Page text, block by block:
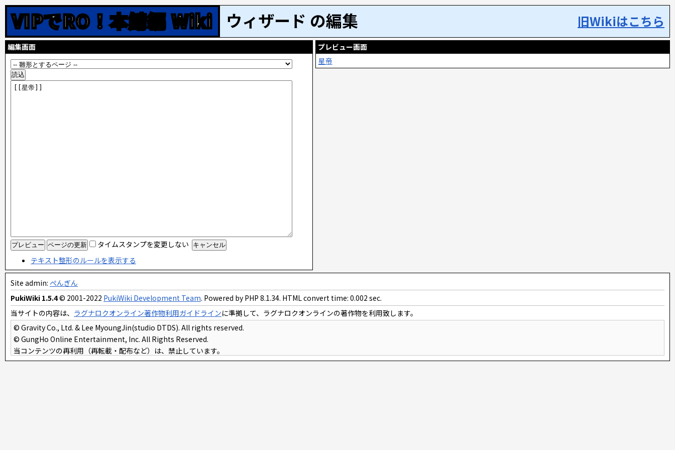
VIPでRO！本鯖編 Wiki ウィザード の編集 旧Wikiはこちら
編集画面
タイムスタンプを変更しない
テキスト整形のルールを表示する
プレビュー画面
星帝
Site admin: ぺんぎん
PukiWiki 1.5.4© 2001-2022 PukiWiki Development Team. Powered by PHP 8.1.34. HTML convert time: 0.002 sec.
当サイトの内容は、 ラグナロクオンライン著作物利用ガイドラインに準拠して、ラグナロクオンラインの著作物を利用致します。
© Gravity Co., Ltd. & Lee MyoungJin(studio DTDS). All rights reserved.
© GungHo Online Entertainment, Inc. All Rights Reserved.
当コンテンツの再利用（再転載・配布など）は、禁止しています。